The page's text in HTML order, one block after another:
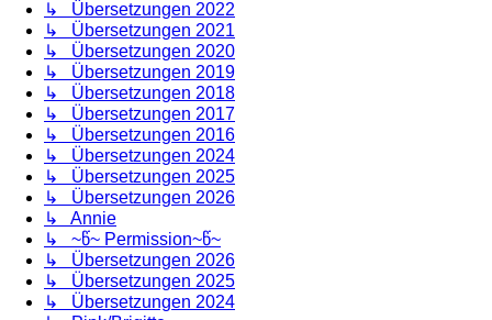
↳ Übersetzungen 2022
↳ Übersetzungen 2021
↳ Übersetzungen 2020
↳ Übersetzungen 2019
↳ Übersetzungen 2018
↳ Übersetzungen 2017
↳ Übersetzungen 2016
↳ Übersetzungen 2024
↳ Übersetzungen 2025
↳ Übersetzungen 2026
↳ Annie
↳ ~წ~ Permission~წ~
↳ Übersetzungen 2026
↳ Übersetzungen 2025
↳ Übersetzungen 2024